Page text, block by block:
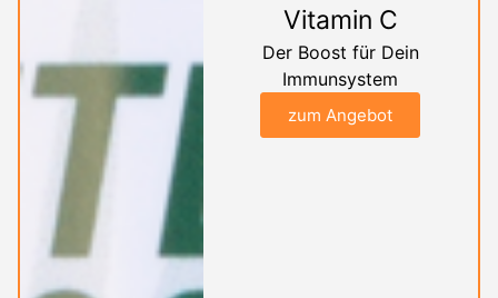
Vitamin C
Der Boost für Dein
Immunsystem
zum Angebot